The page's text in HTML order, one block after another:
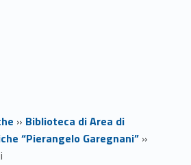
» Biblioteca di Area di
“Pierangelo Garegnani”»